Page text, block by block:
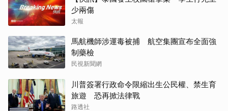
少兩傷
太報
馬航機師涉運毒被捕 航空集團宣布全面強
制藥檢
民視新聞網
川普簽署行政命令限縮出生公民權、禁生育
旅遊 恐再掀法律戰
路透社